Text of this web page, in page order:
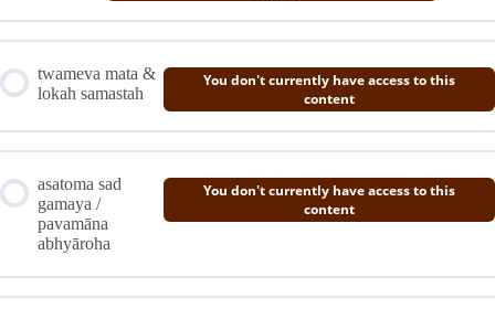
twameva mata &
lokah samastah
You don't currently have access to this
content
asatoma sad
gamaya /
pavamāna
abhyāroha
You don't currently have access to this
content